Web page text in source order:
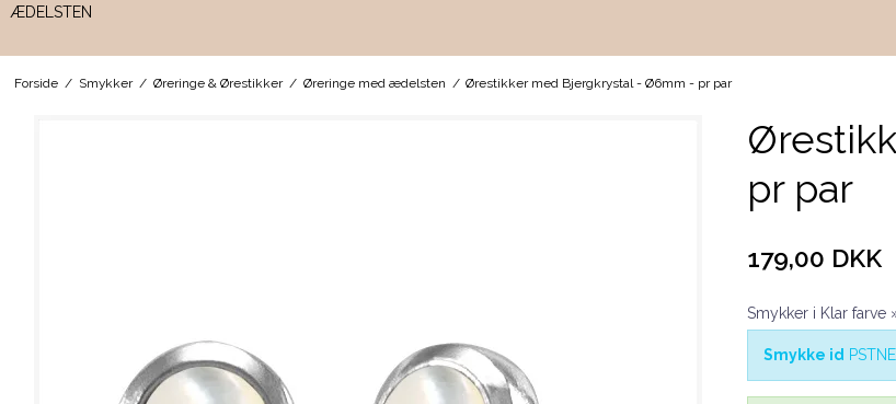
ÆDELSTEN
Forside / Smykker / Øreringe & Ørestikker / Øreringe med ædelsten / Ørestikker med Bjergkrystal - Ø6mm - pr par
pr par
179,00 DKK
Smykker i Klar farve
Smykke id